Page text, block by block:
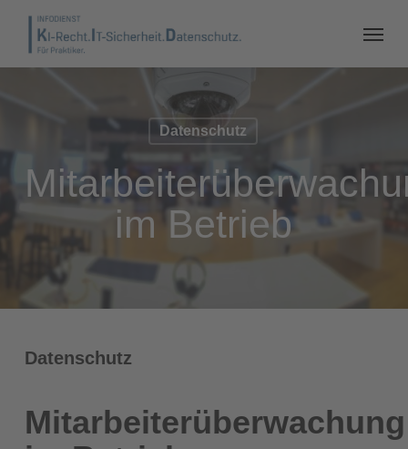
Datenschutz
im Betrieb
Datenschutz
Mitarbeiterüberwachung